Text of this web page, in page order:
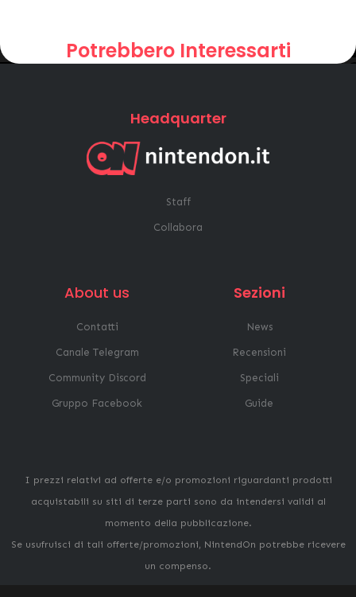
Potrebbero Interessarti
Headquarter
Staff
Collabora
About us
Contatti
Canale Telegram
Community Discord
Gruppo Facebook
Sezioni
News
Recensioni
Speciali
Guide
I prezzi relativi ad offerte e/o promozioni riguardanti prodotti
acquistabili su siti di terze parti sono da intendersi validi al
momento della pubblicazione.
Se usufruisci di tali offerte/promozioni, NintendOn potrebbe ricevere
un compenso.